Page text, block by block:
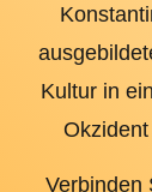
Kultur in
Verbinden